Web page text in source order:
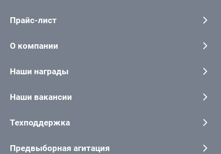
Прайс-лист
О компании
Наши награды
Наши вакансии
Техподдержка
Предвыборная агитация